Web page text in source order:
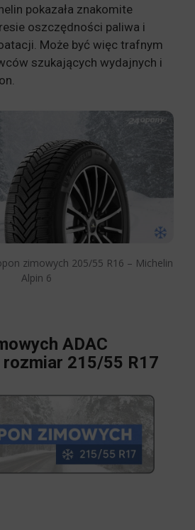
pokazała znakomite
oszczędności paliwa i
Może być więc trafnym
szukających wydajnych i
zimowych 205/55 R16 – Michelin
Alpin 6
ADAC
215/55 R17